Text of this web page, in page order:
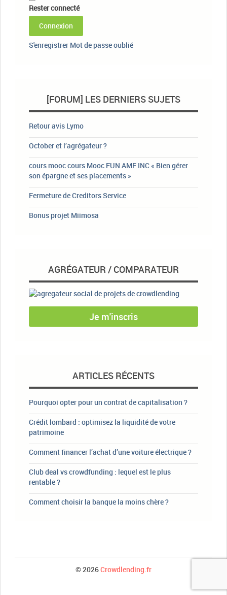
Rester connecté
Connexion
S'enregistrer Mot de passe oublié
[FORUM] LES DERNIERS SUJETS
Retour avis Lymo
October et l’agrégateur ?
cours mooc cours Mooc FUN AMF INC « Bien gérer
son épargne et ses placements »
Fermeture de Creditors Service
Bonus projet Miimosa
AGRÉGATEUR / COMPARATEUR
Je m'inscris
ARTICLES RÉCENTS
Pourquoi opter pour un contrat de capitalisation ?
Crédit lombard : optimisez la liquidité de votre
patrimoine
Comment financer l’achat d’une voiture électrique ?
Club deal vs crowdfunding : lequel est le plus
rentable ?
Comment choisir la banque la moins chère ?
© 2026Crowdlending.fr